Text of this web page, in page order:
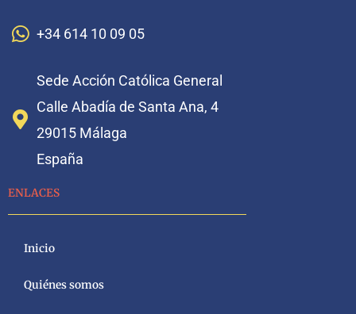
+34 614 10 09 05
Sede Acción Católica General
Calle Abadía de Santa Ana, 4
29015 Málaga
España
ENLACES
Inicio
Quiénes somos